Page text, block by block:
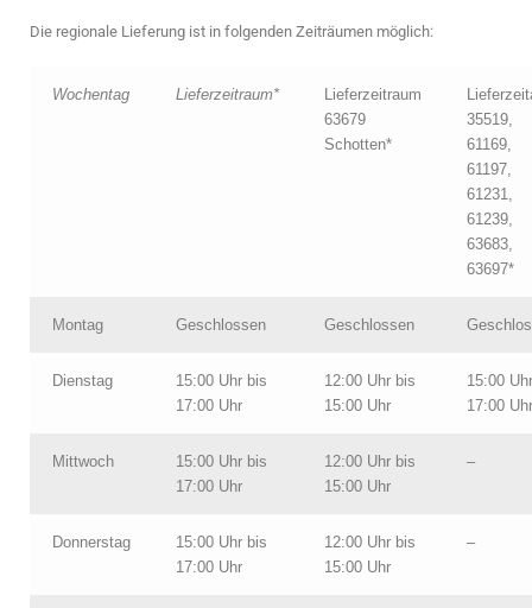
Die regionale Lieferung ist in folgenden Zeiträumen möglich:
Wochentag Lieferzeitraum*
Lieferzeitraum
63679
Schotten*
35519,
61169,
61197,
61231,
61239,
63683,
63697*
Montag Geschlossen Geschlossen
Dienstag
15:00 Uhr bis
17:00 Uhr
12:00 Uhr bis
15:00 Uhr
15:00
17:00 Uhr
Mittwoch
15:00 Uhr bis
17:00 Uhr
12:00 Uhr bis
15:00 Uhr
–
Donnerstag
15:00 Uhr bis
17:00 Uhr
12:00 Uhr bis
15:00 Uhr
–